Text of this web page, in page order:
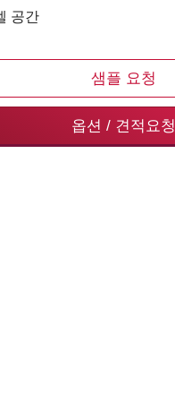
공간
샘플 요청
옵션 / 견적요청